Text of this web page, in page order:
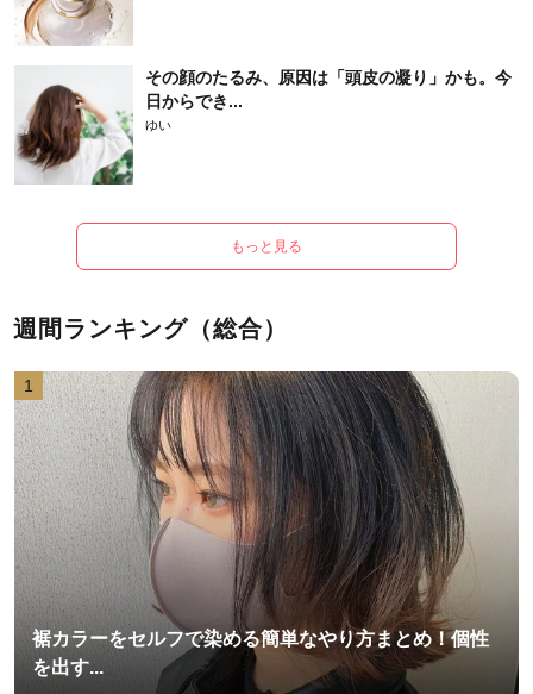
その顔のたるみ、原因は「頭皮の凝り」かも。今
日からでき...
ゆい
もっと見る
週間ランキング（総合）
1
裾カラーをセルフで染める簡単なやり方まとめ！個性
を出す...